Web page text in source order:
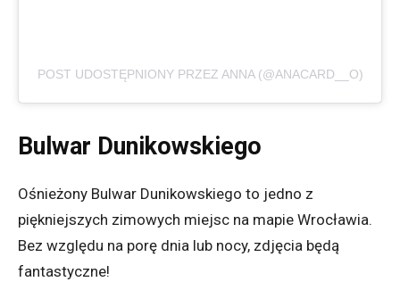
POST UDOSTĘPNIONY PRZEZ ANNA (@ANACARD__O)
Bulwar Dunikowskiego
Ośnieżony Bulwar Dunikowskiego to jedno z
piękniejszych zimowych miejsc na mapie Wrocławia.
Bez względu na porę dnia lub nocy, zdjęcia będą
fantastyczne!